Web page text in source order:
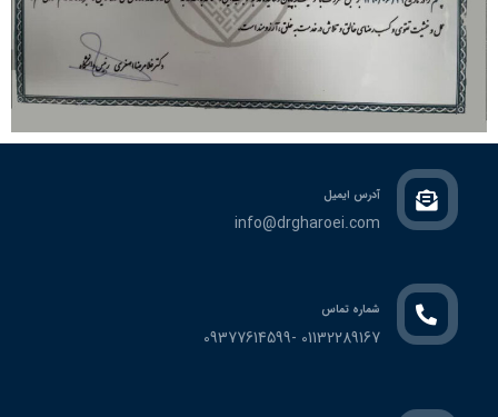
آدرس ایمیل
info@drgharoei.com
شماره تماس
01132289167 -09377614599